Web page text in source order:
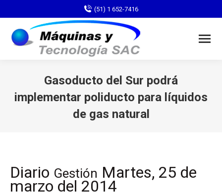
(51) 1 652-7416
Gasoducto del Sur podrá
implementar poliducto para líquidos
de gas natural
Diario Gestión Martes, 25 de
marzo del 2014